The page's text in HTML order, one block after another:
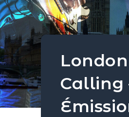
London
Calling